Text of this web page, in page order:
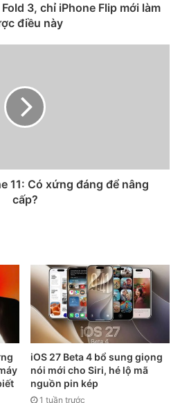
của Apple có hộp đựng thân thiện
còn lớp nilon bao phủ bên
các mẫu iPhone 12, đặc biệt là
Thái bình dương – Pacific của
3, chỉ iPhone Flip mới làm
điều này
11: Có xứng đáng để nâng
cấp?
iOS 27 Beta 4 bổ sung giọng
nói mới cho Siri, hé lộ mã
nguồn pin kép
1 tuần trước